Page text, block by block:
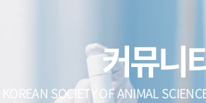
커뮤니
KOREAN SOCIETY OF ANIMAL